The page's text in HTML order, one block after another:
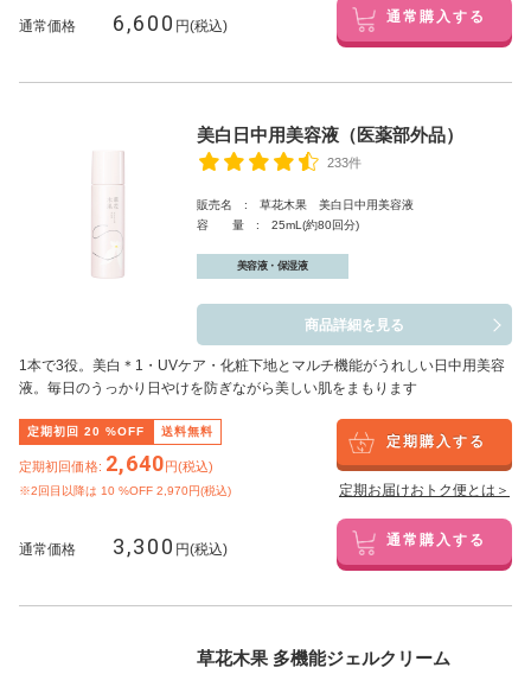
通常価格 6,600 円(税込) 通常購入する
美白日中用美容液（医薬部外品）
233件
販売名 : 草花木果 美白日中用美容液
容 量 : 25mL(約80回分)
美容液・保湿液
商品詳細を見る
1本で3役。美白 ＊1 ・UVケア・化粧下地とマルチ機能がうれしい日中用美容
液。毎日のうっかり日やけを防ぎながら美しい肌をまもります
定期初回 20 %OFF 送料無料
定期初回価格: 2,640円(税込)
※2回目以降は 10 %OFF 2,970円(税込)
定期購入する
定期お届けおトク便とは＞
通常価格 3,300 円(税込) 通常購入する
草花木果 多機能ジェルクリーム